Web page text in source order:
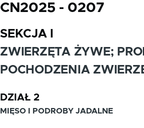
CN2025 - 0207
SEKCJA I
ZWIERZĘTA ŻYWE;
POCHODZENIA
DZIAŁ 2
MIĘSO I PODROBY JADALNE